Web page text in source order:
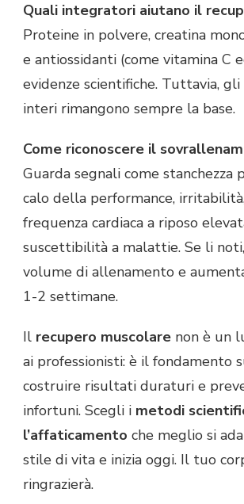
Quali integratori aiutano il
Proteine in polvere, creatina
e antiossidanti (come vitamina C
evidenze scientifiche. Tuttavia,
interi rimangono sempre la base.
Come riconoscere il
Guarda segnali come stanchezza
calo della performance,
frequenza cardiaca a riposo
suscettibilità a malattie. Se li
volume di allenamento e
1-2 settimane.
Il recupero muscolare non è un
ai professionisti: è il fondamento
costruire risultati duraturi e
infortuni. Scegli i metodi
l’affaticamento che meglio si
stile di vita e inizia oggi. Il tuo
ringrazierà.